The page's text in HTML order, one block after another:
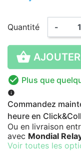
Quantité -

 Plus que
info
Commandez
heure en
Ou en livraison
avec Mondial
Voir toutes les